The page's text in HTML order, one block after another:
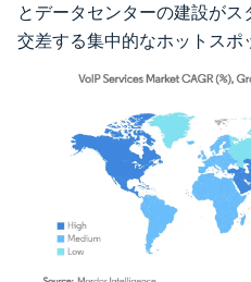
とデータセンターの建設が
交差する集中的なホットスポ